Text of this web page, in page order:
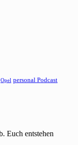
Opel personal Podcast
Euch entstehen